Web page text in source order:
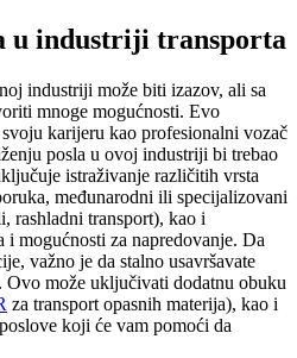
u industriji transporta
industriji može biti izazov, ali sa
mnoge mogućnosti. Evo
karijeru kao profesionalni vozač
posla u ovoj industriji bi trebao
istraživanje različitih vrsta
međunarodni ili specijalizovani
rashladni transport), kao i
i mogućnosti za napredovanje. Da
važno je da stalno usavršavate
Ovo može uključivati dodatnu obuku
za transport opasnih materija), kao i
koji će vam pomoći da